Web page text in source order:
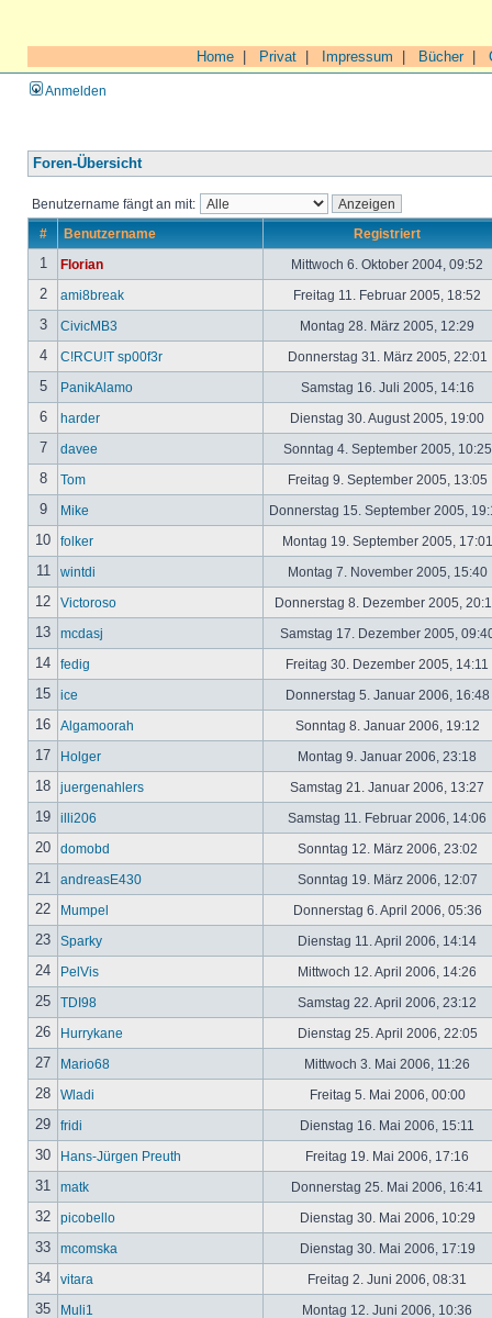
Home Privat Impressum Bücher|
Anmelden
Foren-Übersicht
Benutzername fängt an mit:
# Benutzername Registriert
1 Florian Mittwoch 6. Oktober 2004, 09:52
2 ami8break Freitag 11. Februar 2005, 18:52
3 CivicMB3 Montag 28. März 2005, 12:29
4 C!RCU!T sp00f3r Donnerstag 31. März 2005, 22:01
5 PanikAlamo Samstag 16. Juli 2005, 14:16
6 harder Dienstag 30. August 2005, 19:00
7 davee Sonntag 4. September 2005,
8 Tom Freitag 9. September 2005, 13:05
9 Mike Donnerstag 15. September 2005,
10 folker Montag 19. September 2005,
11 wintdi Montag 7. November 2005, 15:40
12 Victoroso Donnerstag 8. Dezember 2005,
13 mcdasj Samstag 17. Dezember 2005,
14 fedig Freitag 30. Dezember 2005, 14:11
15 ice Donnerstag 5. Januar 2006, 16:48
16 Algamoorah Sonntag 8. Januar 2006, 19:12
17 Holger Montag 9. Januar 2006, 23:18
18 juergenahlers Samstag 21. Januar 2006, 13:27
19 illi206 Samstag 11. Februar 2006, 14:06
20 domobd Sonntag 12. März 2006, 23:02
21 andreasE430 Sonntag 19. März 2006, 12:07
22 Mumpel Donnerstag 6. April 2006, 05:36
23 Sparky Dienstag 11. April 2006, 14:14
24 PelVis Mittwoch 12. April 2006, 14:26
25 TDI98 Samstag 22. April 2006, 23:12
26 Hurrykane Dienstag 25. April 2006, 22:05
27 Mario68 Mittwoch 3. Mai 2006, 11:26
28 Wladi Freitag 5. Mai 2006, 00:00
29 fridi Dienstag 16. Mai 2006, 15:11
30 Hans-Jürgen Preuth Freitag 19. Mai 2006, 17:16
31 matk Donnerstag 25. Mai 2006, 16:41
32 picobello Dienstag 30. Mai 2006, 10:29
33 mcomska Dienstag 30. Mai 2006, 17:19
34 vitara Freitag 2. Juni 2006, 08:31
35 Muli1 Montag 12. Juni 2006, 10:36